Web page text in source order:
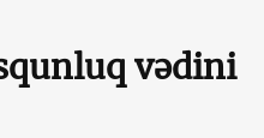
vədini